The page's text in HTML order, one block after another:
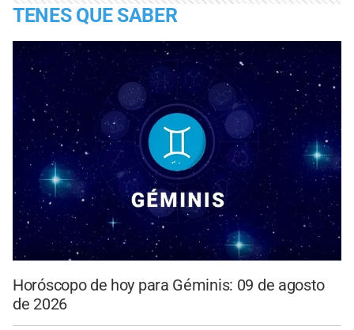
TENES QUE SABER
Horóscopo de hoy para Géminis: 09 de agosto
de 2026